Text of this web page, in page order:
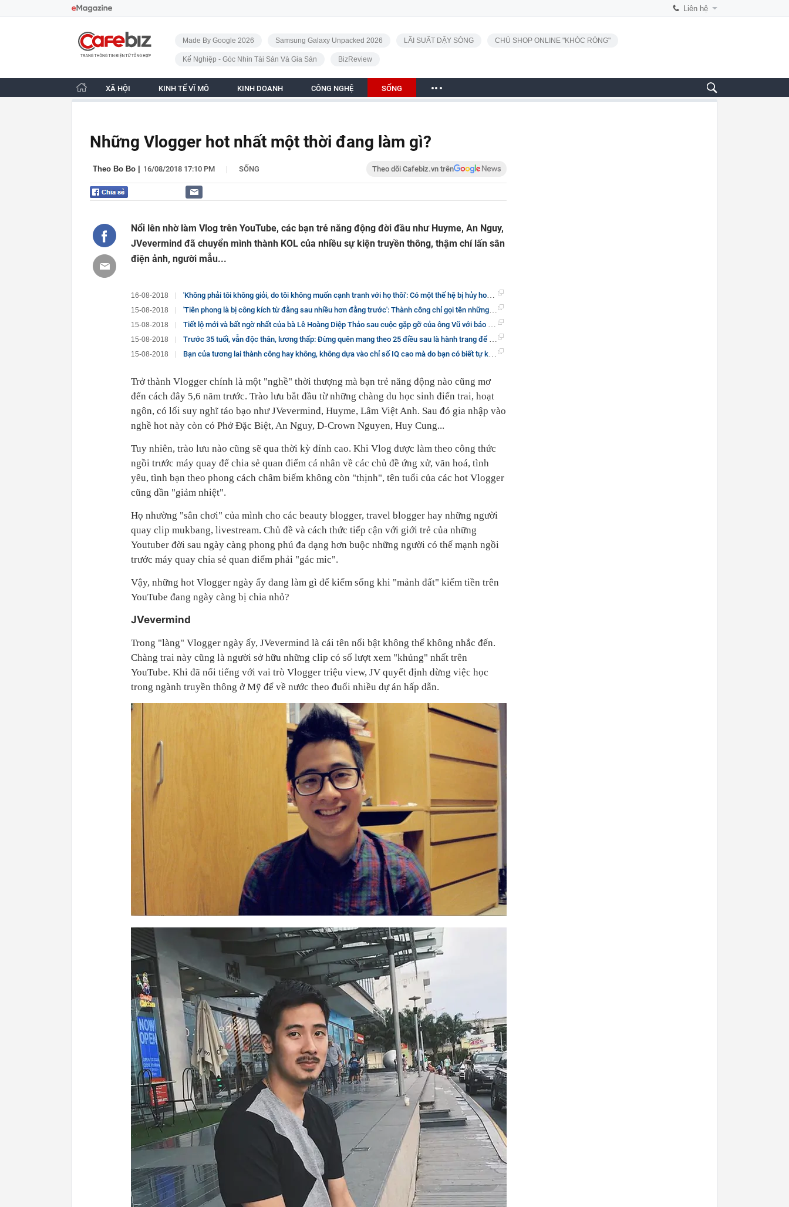
Liên hệ
CafeBiz - Trang chủ
Made By Google 2026 Samsung Galaxy Unpacked 2026 LÃI SUẤT DẬY SÓNG CHỦ SHOP ONLINE "KHÓC RÒNG"
Kế Nghiệp - Góc Nhìn Tài Sản Và Gia Sản BizReview
XÃ HỘI KINH TẾ VĨ MÔ KINH DOANH CÔNG NGHỆ SỐNG
Những Vlogger hot nhất một thời đang làm gì?
Theo Bo Bo 16/08/2018 17:10 PM | SỐNG Theo dõi Cafebiz.vn trên
Nổi lên nhờ làm Vlog trên YouTube, các bạn trẻ năng động đời đầu như Huyme, An Nguy,
JVevermind đã chuyển mình thành KOL của nhiều sự kiện truyền thông, thậm chí lấn sân
điện ảnh, người mẫu...
16-08-2018 'Không phải tôi không giỏi, do tôi không muốn cạnh tranh với họ thôi': Có một thế hệ bị hủy hoại bởi lối sống 'sao - cũng - được', đến khi không thành công lại viện đủ lý do
15-08-2018 'Tiên phong là bị công kích từ đằng sau nhiều hơn đằng trước': Thành công chỉ gọi tên những người có đủ khả năng 'chịu đòn'
15-08-2018 Tiết lộ mới và bất ngờ nhất của bà Lê Hoàng Diệp Thảo sau cuộc gặp gỡ của ông Vũ với báo giới
15-08-2018 Trước 35 tuổi, vẫn độc thân, lương thấp: Đừng quên mang theo 25 điều sau là hành trang để "sống mái" với cuộc đời
15-08-2018 Bạn của tương lai thành công hay không, không dựa vào chỉ số IQ cao mà do bạn có biết tự kỷ luật bản thân không!
Trở thành Vlogger chính là một "nghề" thời thượng mà bạn trẻ năng động nào cũng mơ
đến cách đây 5,6 năm trước. Trào lưu bắt đầu từ những chàng du học sinh điển trai, hoạt
ngôn, có lối suy nghĩ táo bạo như JVevermind, Huyme, Lâm Việt Anh. Sau đó gia nhập vào
nghề hot này còn có Phở Đặc Biệt, An Nguy, D-Crown Nguyen, Huy Cung...
Tuy nhiên, trào lưu nào cũng sẽ qua thời kỳ đỉnh cao. Khi Vlog được làm theo công thức
ngồi trước máy quay để chia sẻ quan điểm cá nhân về các chủ đề ứng xử, văn hoá, tình
yêu, tình bạn theo phong cách châm biếm không còn "thịnh", tên tuổi của các hot Vlogger
cũng dần "giảm nhiệt".
Họ nhường "sân chơi" của mình cho các beauty blogger, travel blogger hay những người
quay clip mukbang, livestream. Chủ đề và cách thức tiếp cận với giới trẻ của những
Youtuber đời sau ngày càng phong phú đa dạng hơn buộc những người có thế mạnh ngồi
trước máy quay chia sẻ quan điểm phải "gác mic".
Vậy, những hot Vlogger ngày ấy đang làm gì để kiếm sống khi "mảnh đất" kiếm tiền trên
YouTube đang ngày càng bị chia nhỏ?
JVevermind
Trong "làng" Vlogger ngày ấy, JVevermind là cái tên nổi bật không thể không nhắc đến.
Chàng trai này cũng là người sở hữu những clip có số lượt xem "khủng" nhất trên
YouTube. Khi đã nổi tiếng với vai trò Vlogger triệu view, JV quyết định dừng việc học
trong ngành truyền thông ở Mỹ để về nước theo đuổi nhiều dự án hấp dẫn.